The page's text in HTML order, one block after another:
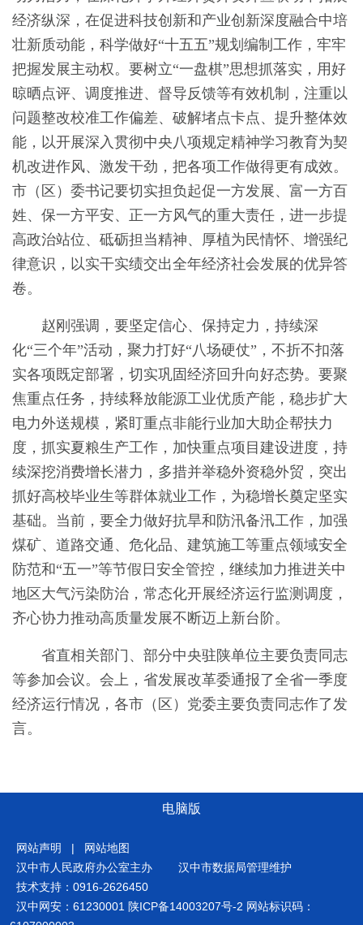
经济纵深，在促进科技创新和产业创新深度融合中培
壮新质动能，科学做好“十五五”规划编制工作，牢牢
把握发展主动权。要树立“一盘棋”思想抓落实，用好
晾晒点评、调度推进、督导反馈等有效机制，注重以
问题整改校准工作偏差、破解堵点卡点、提升整体效
能，以开展深入贯彻中央八项规定精神学习教育为契
机改进作风、激发干劲，把各项工作做得更有成效。
市（区）委书记要切实担负起促一方发展、富一方百
姓、保一方平安、正一方风气的重大责任，进一步提
高政治站位、砥砺担当精神、厚植为民情怀、增强纪
律意识，以实干实绩交出全年经济社会发展的优异答
卷。
赵刚强调，要坚定信心、保持定力，持续深
化“三个年”活动，聚力打好“八场硬仗”，不折不扣落
实各项既定部署，切实巩固经济回升向好态势。要聚
焦重点任务，持续释放能源工业优质产能，稳步扩大
电力外送规模，紧盯重点非能行业加大助企帮扶力
度，抓实夏粮生产工作，加快重点项目建设进度，持
续深挖消费增长潜力，多措并举稳外资稳外贸，突出
抓好高校毕业生等群体就业工作，为稳增长奠定坚实
基础。当前，要全力做好抗旱和防汛备汛工作，加强
煤矿、道路交通、危化品、建筑施工等重点领域安全
防范和“五一”等节假日安全管控，继续加力推进关中
地区大气污染防治，常态化开展经济运行监测调度，
齐心协力推动高质量发展不断迈上新台阶。
省直相关部门、部分中央驻陕单位主要负责同志
等参加会议。会上，省发展改革委通报了全省一季度
经济运行情况，各市（区）党委主要负责同志作了发
言。
电脑版
网站声明 |
网站地图
汉中市人民政府办公室主办
汉中市数据局管理维护
技术支持：0916-2626450
汉中网安：61230001 陕ICP备14003207号-2 网站标识码：